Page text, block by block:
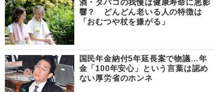
酒・タバコの我慢は健康寿命に悪影
響？ どんどん老いる人の特徴は
「おむつや杖を嫌がる」
国民年金納付5年延長案で物議…年
金「100年安心」という言葉は認め
ない厚労省のホンネ